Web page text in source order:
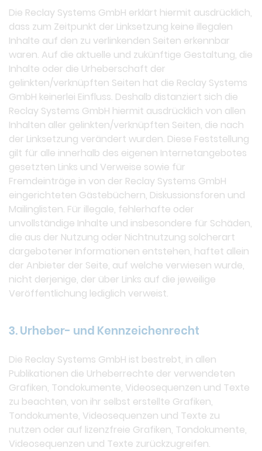
Die Reclay Systems GmbH erklärt hiermit ausdrücklich,
dass zum Zeitpunkt der Linksetzung keine illegalen
Inhalte auf den zu verlinkenden Seiten erkennbar
waren. Auf die aktuelle und zukünftige Gestaltung, die
Inhalte oder die Urheberschaft der
gelinkten/verknüpften Seiten hat die Reclay Systems
GmbH keinerlei Einfluss. Deshalb distanziert sich die
Reclay Systems GmbH hiermit ausdrücklich von allen
Inhalten aller gelinkten/verknüpften Seiten, die nach
der Linksetzung verändert wurden. Diese Feststellung
gilt für alle innerhalb des eigenen Internetangebotes
gesetzten Links und Verweise sowie für
Fremdeinträge in von der Reclay Systems GmbH
eingerichteten Gästebüchern, Diskussionsforen und
Mailinglisten. Für illegale, fehlerhafte oder
unvollständige Inhalte und insbesondere für Schäden,
die aus der Nutzung oder Nichtnutzung solcherart
dargebotener Informationen entstehen, haftet allein
der Anbieter der Seite, auf welche verwiesen wurde,
nicht derjenige, der über Links auf die jeweilige
Veröffentlichung lediglich verweist.
3. Urheber- und Kennzeichenrecht
Die Reclay Systems GmbH ist bestrebt, in allen
Publikationen die Urheberrechte der verwendeten
Grafiken, Tondokumente, Videosequenzen und Texte
zu beachten, von ihr selbst erstellte Grafiken,
Tondokumente, Videosequenzen und Texte zu
nutzen oder auf lizenzfreie Grafiken, Tondokumente,
Videosequenzen und Texte zurückzugreifen.